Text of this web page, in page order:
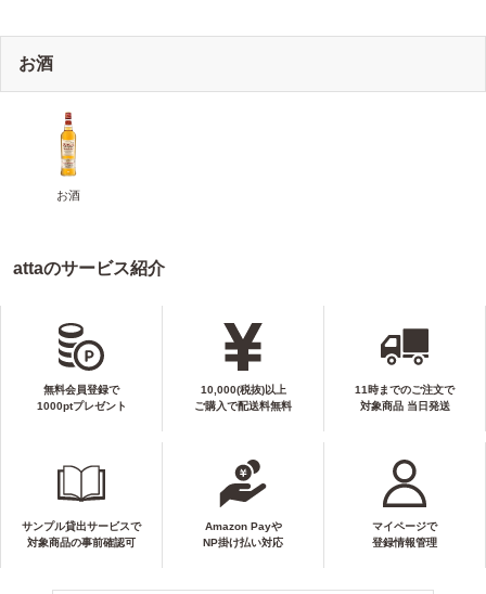
お酒
お酒
attaのサービス紹介
無料会員登録で
1000ptプレゼント
10,000(税抜)以上
ご購入で配送料無料
11時までのご注文で
対象商品 当日発送
サンプル貸出サービスで
対象商品の事前確認可
Amazon Payや
NP掛け払い対応
マイページで
登録情報管理